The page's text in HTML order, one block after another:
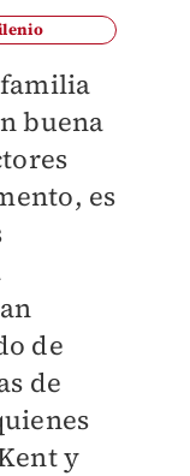
familia
buena
es
de
de
y